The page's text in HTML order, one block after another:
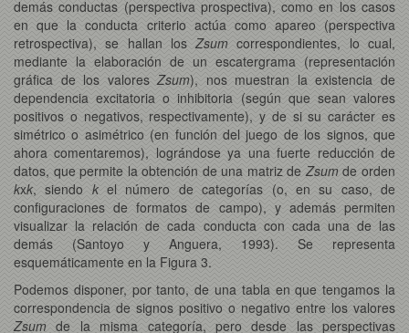
demás conductas (perspectiva prospectiva), como en los casos
en que la conducta criterio actúa como apareo (perspectiva
retrospectiva), se hallan losZsum correspondientes, lo cual,
mediante la elaboración de un escatergrama (representación
gráfica de los valoresZsum), nos muestran la existencia de
dependencia excitatoria o inhibitoria (según que sean valores
positivos o negativos, respectivamente), y de si su carácter es
simétrico o asimétrico (en función del juego de los signos, que
ahora comentaremos), lográndose ya una fuerte reducción de
datos, que permite la obtención de una matriz deZsum de orden
kxk, siendo kel número de categorías (o, en su caso, de
configuraciones de formatos de campo), y además permiten
visualizar la relación de cada conducta con cada una de las
demás (Santoyo y Anguera, 1993). Se representa
esquemáticamente en la Figura 3.
Podemos disponer, por tanto, de una tabla en que tengamos la
correspondencia de signos positivo o negativo entre los valores
Zsum de la misma categoría, pero desde las perspectivas